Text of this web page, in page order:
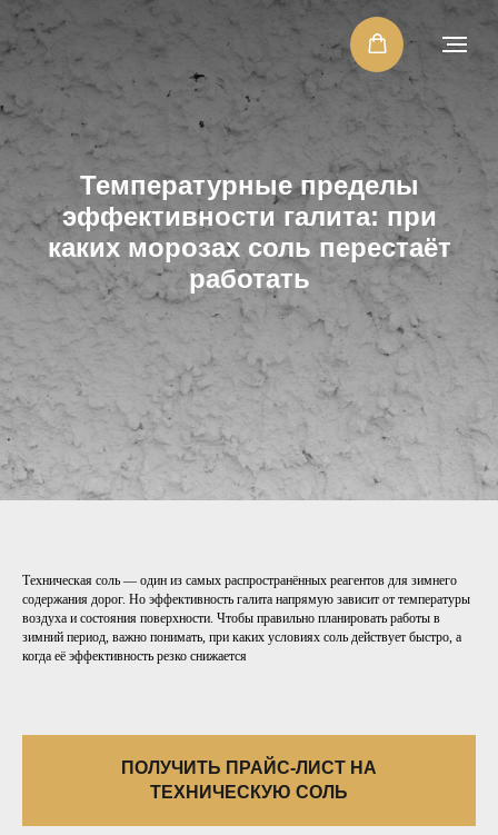
Температурные пределы
эффективности галита: при
каких морозах соль перестаёт
работать
Техническая соль — один из самых распространённых реагентов для зимнего
содержания дорог. Но эффективность галита напрямую зависит от температуры
воздуха и состояния поверхности. Чтобы правильно планировать работы в
зимний период, важно понимать, при каких условиях соль действует быстро, а
когда её эффективность резко снижается
ПОЛУЧИТЬ ПРАЙС-ЛИСТ НА
ТЕХНИЧЕСКУЮ СОЛЬ